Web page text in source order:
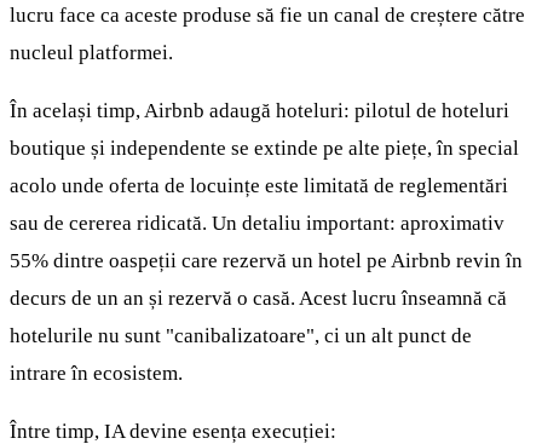
lucru face ca aceste produse să fie un canal de creștere către
nucleul platformei.
În același timp, Airbnb adaugă hoteluri: pilotul de hoteluri
boutique și independente se extinde pe alte piețe, în special
acolo unde oferta de locuințe este limitată de reglementări
sau de cererea ridicată. Un detaliu important: aproximativ
55% dintre oaspeții care rezervă un hotel pe Airbnb revin în
decurs de un an și rezervă o casă. Acest lucru înseamnă că
hotelurile nu sunt "canibalizatoare", ci un alt punct de
intrare în ecosistem.
Între timp, IA devine esența execuției: